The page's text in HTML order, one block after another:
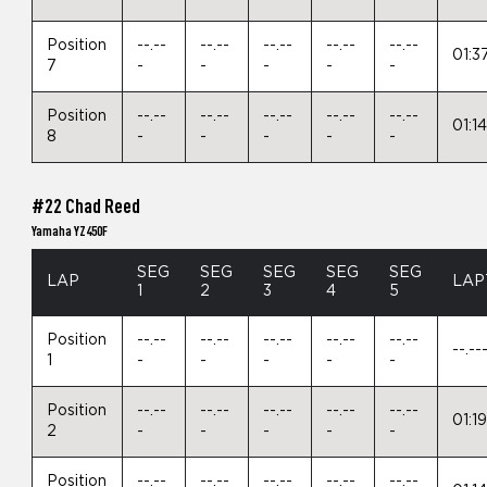
Position
7
--.--
-
--.--
-
--.--
-
--.--
-
--.--
-
Position
8
--.--
-
--.--
-
--.--
-
--.--
-
--.--
-
#22 Chad Reed
Yamaha YZ450F
LAP
SEG
1
SEG
2
SEG
3
SEG
4
SEG
5
Position
1
--.--
-
--.--
-
--.--
-
--.--
-
--.--
-
--
Position
2
--.--
-
--.--
-
--.--
-
--.--
-
--.--
-
Position
--.--
--.--
--.--
--.--
--.--